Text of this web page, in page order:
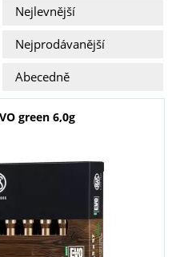
Nejlevnější
Nejprodávanější
Abecedně
green 6,0g